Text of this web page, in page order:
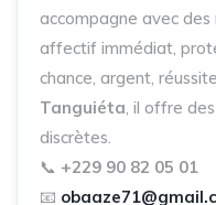
accompagne avec
affectif immédiat,
chance, argent,
Tanguiéta, il offre
discrètes.
📞 +229 90 82 05 01
📧